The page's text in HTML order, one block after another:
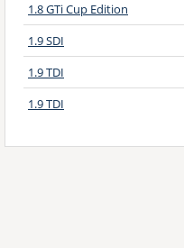
1.8 GTi Cup Edition
1.9 SDI
1.9 TDI
1.9 TDI